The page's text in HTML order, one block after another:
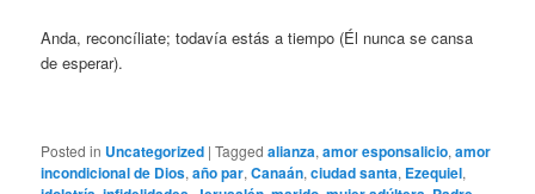
Anda, reconcíliate; todavía estás a tiempo (Él nunca se cansa
de esperar).
Posted in Uncategorized |Tagged alianza,amor esponsalicio,amor
incondicional de Dios,año par,Canaán,ciudad santa, Ezequiel,